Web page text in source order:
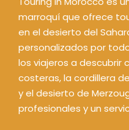
marroquí que ofrece
en el desierto del
personalizados por
los viajeros a descubrir
costeras, la cordillera
y el desierto de
profesionales y un